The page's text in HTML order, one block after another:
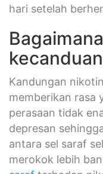
hari setelah
Kandungan
memberikan rasa
perasaan tidak
depresan
antara sel saraf
merokok lebih